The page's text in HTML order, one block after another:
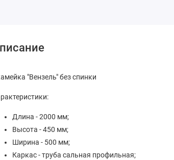
"Вензель" без спинки
Длина - 2000 мм;
Высота - 450 мм;
Ширина - 500 мм;
Каркас - труба сальная профильная;